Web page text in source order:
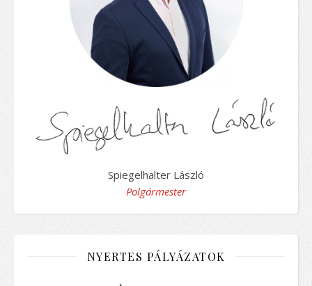
Spiegelhalter László
Polgármester
NYERTES PÁLYÁZATOK